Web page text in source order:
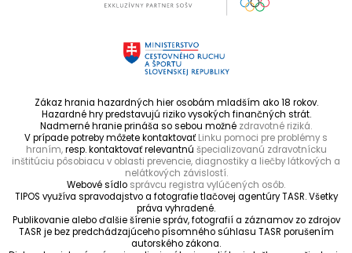
Zákaz hrania hazardných hier osobám mladším ako 18 rokov.
Hazardné hry predstavujú riziko vysokých finančných strát.
Nadmerné hranie prináša so sebou možné zdravotné riziká.
V prípade potreby môžete kontaktovaťLinku pomoci pre problémy s
hraním,resp. kontaktovať relevantnú špecializovanú zdravotnícku
inštitúciu pôsobiacu v oblasti prevencie, diagnostiky a liečby látkových a
nelátkových závislostí.
Webové sídlo správcu registra vylúčených osôb.
TIPOS využíva spravodajstvo a fotografie tlačovej agentúry TASR. Všetky
práva vyhradené.
Publikovanie alebo ďalšie šírenie správ, fotografií a záznamov zo zdrojov
TASR je bez predchádzajúceho písomného súhlasu TASR porušením
autorského zákona.